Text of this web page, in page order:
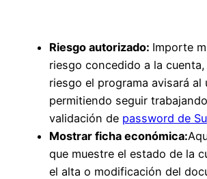
Riesgo autorizado: Importe
riesgo concedido a la
riesgo el programa avisará al
permitiendo seguir
validación de password de
Mostrar ficha económica:
que muestre el estado de la
el alta o modificación del